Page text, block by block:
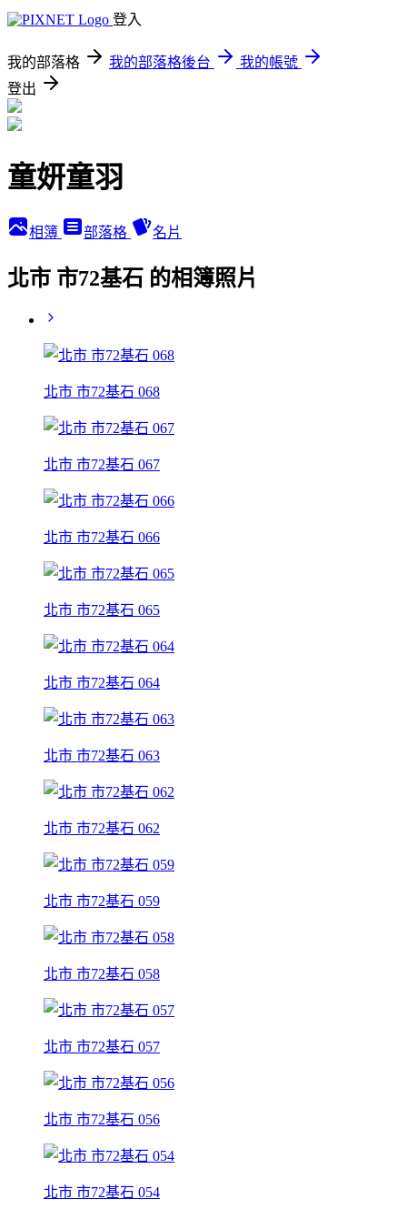
登入
我的部落格 我的部落格後台
我的帳號
登出
童妍童羽
相簿 部落格 名片
北市 市72基石 的相簿照片
北市 市72基石 068
北市 市72基石 067
北市 市72基石 066
北市 市72基石 065
北市 市72基石 064
北市 市72基石 063
北市 市72基石 062
北市 市72基石 059
北市 市72基石 058
北市 市72基石 057
北市 市72基石 056
北市 市72基石 054